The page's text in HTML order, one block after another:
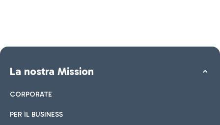
La nostra Mission
CORPORATE
PER IL BUSINESS